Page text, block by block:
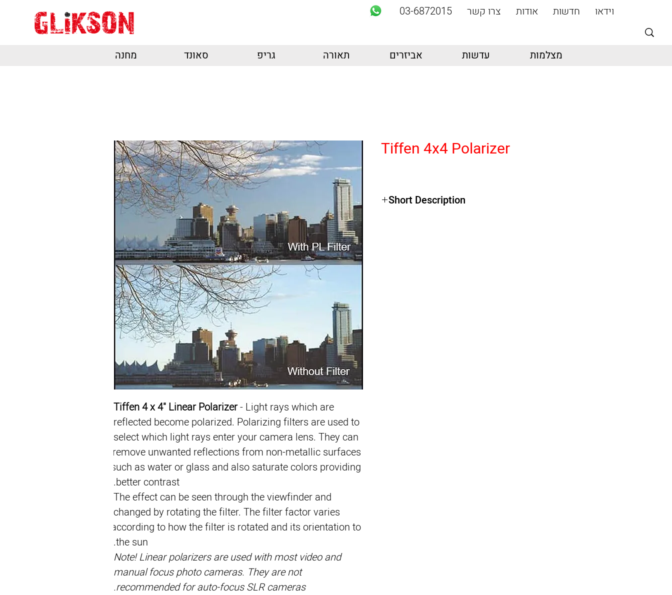
וידאו חדשות אודות צרו קשר 03-6872015
מצלמות עדשות אביזרים תאורה גריפ סאונד מחנה
Tiffen 4 x 4" Linear Polarizer - Light rays which are
reflected become polarized. Polarizing filters are used to
select which light rays enter your camera lens. They can
remove unwanted reflections from non-metallic surfaces
such as water or glass and also saturate colors providing
better contrast.
The effect can be seen through the viewfinder and
changed by rotating the filter. The filter factor varies
according to how the filter is rotated and its orientation to
the sun.
Note! Linear polarizers are used with most video and
manual focus photo cameras. They are not
recommended for auto-focus SLR cameras.
Tiffen 4x4 Polarizer
Short Description